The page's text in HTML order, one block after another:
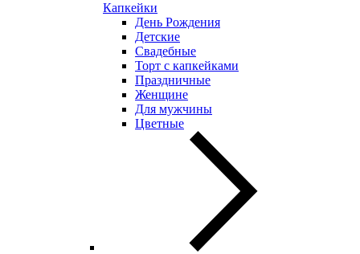
Капкейки
День Рождения
Детские
Свадебные
Торт с капкейками
Праздничные
Женщине
Для мужчины
Цветные